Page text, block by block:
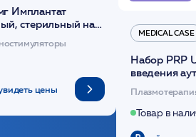
Имплантат
стерильный на
/ULTRACOL
цены
MEDICAL CASE
Набор PRP
введения
(саше 1шт)/
Товар в